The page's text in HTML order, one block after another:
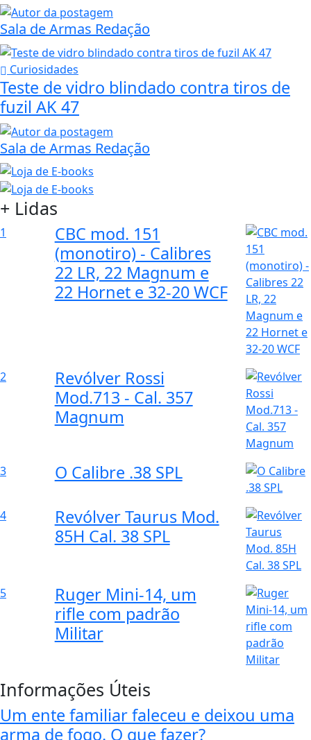
Sala de Armas Redação
Curiosidades
Teste de vidro blindado contra tiros de
fuzil AK 47
Sala de Armas Redação
+ Lidas
1
CBC mod. 151
(monotiro) - Calibres
22 LR, 22 Magnum e
22 Hornet e 32-20 WCF
2
Revólver Rossi
Mod.713 - Cal. 357
Magnum
3 O Calibre .38 SPL
4
Revólver Taurus Mod.
85H Cal. 38 SPL
5
Ruger Mini-14, um
rifle com padrão
Militar
Informações Úteis
Um ente familiar faleceu e deixou uma
arma de fogo. O que fazer?